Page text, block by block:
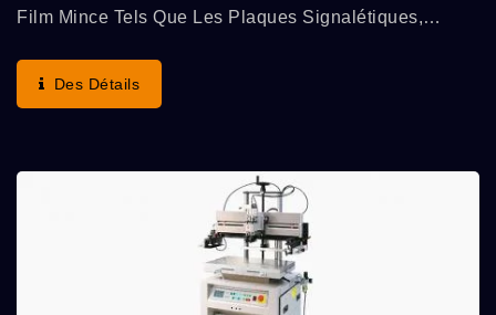
Film Mince Tels Que Les Plaques Signalétiques,
Membrane, Etc. Pour L'impression À Plat Des
Produits...
Des Détails